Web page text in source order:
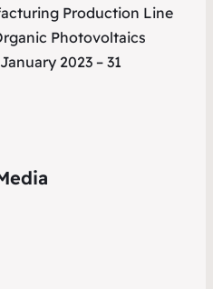
Production Line
Photovoltaics
2023 – 31